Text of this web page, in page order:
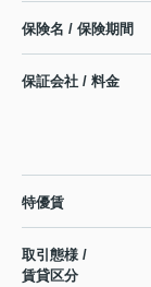
保険名 / 保険期間
保証会社 / 料金
特優賃
取引態様 /
賃貸区分